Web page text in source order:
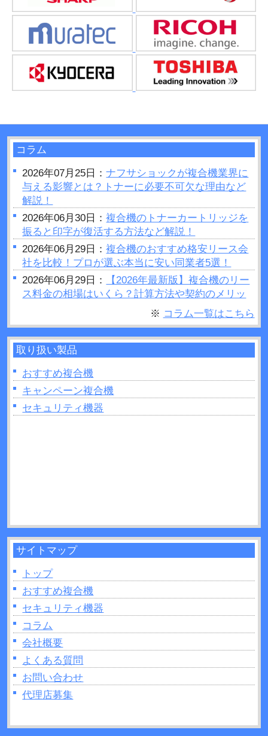
コラム
2026年07月25日：ナフサショックが複合機業界に
与える影響とは？トナーに必要不可欠な理由など
解説！
2026年06月30日：複合機のトナーカートリッジを
振ると印字が復活する方法など解説！
2026年06月29日：複合機のおすすめ格安リース会
社を比較！プロが選ぶ本当に安い同業者5選！
2026年06月29日：
【2026年最新版】複合機のリー
ス料金の相場はいくら？計算方法や契約のメリッ
2026年06月28日：プリンターの設定が勝手に変わ
るのはなぜ？原因や対処法など解説！
2026年06月26日：複合機で製本はできるの？製本
を行う場合のポイントを紹介！
2026年06月26日：複合機の印刷がうまくいかない
ときは読み取り部分（ガラス面）の掃除をしてみ
よう！
※ コラム一覧はこちら
取り扱い製品
おすすめ複合機
キャンペーン複合機
セキュリティ機器
サイトマップ
トップ
おすすめ複合機
セキュリティ機器
コラム
会社概要
よくある質問
お問い合わせ
代理店募集